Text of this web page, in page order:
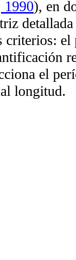
1990), en
criterios:
el
longitud.